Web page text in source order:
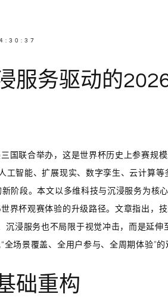
服务驱动的
国联合举办，这是世界杯历史上参赛规
工智能、扩展现实、数字孪生、云计算
新阶段。本文以多维科技与沉浸服务为核
界杯观赛体验的升级路径。文章指出，
沉浸服务也不局限于视觉冲击，而是延
场景覆盖、全用户参与、全周期体验”
础重构